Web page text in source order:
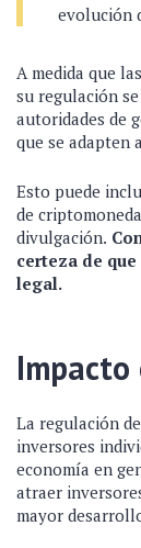
evolución
A medida que
su regulación
autoridades de
que se adapten
Esto puede
de
divulgación.
certeza de
legal.
Impacto
La regulación
inversores
economía en
atraer
mayor